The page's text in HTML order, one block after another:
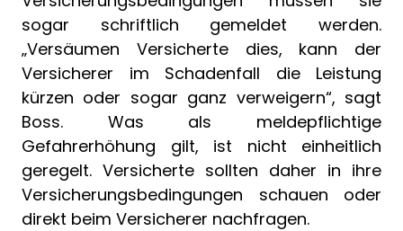
sogar schriftlich gemeldet werden.
„Versäumen Versicherte dies, kann der
Versicherer im Schadenfall die Leistung
kürzen oder sogar ganz verweigern“, sagt
Boss. Was als meldepflichtige
Gefahrerhöhung gilt, ist nicht einheitlich
geregelt. Versicherte sollten daher in ihre
Versicherungsbedingungen schauen oder
direkt beim Versicherer nachfragen.